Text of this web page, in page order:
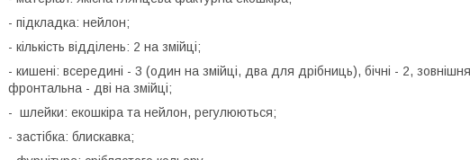
- підкладка: нейлон;
- кількість відділень: 2 на змійці;
- кишені: всередині - 3 (один на змійці, два для дрібниць), бічні - 2,
фронтальна - дві на змійці;
- шлейки: екошкіра та нейлон, регулюються;
- застібка: блискавка;